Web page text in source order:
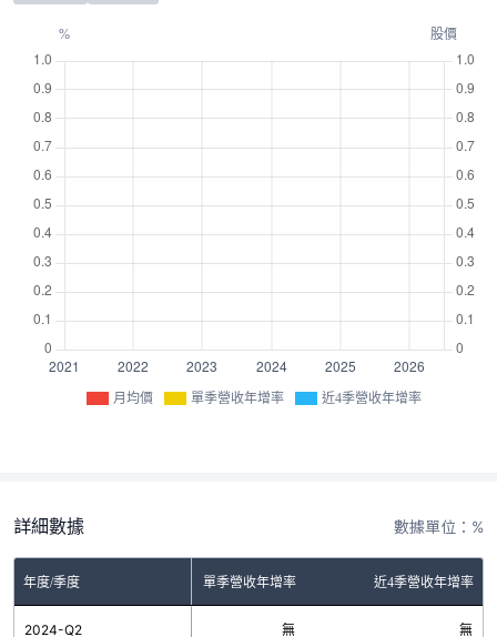
月均價 單季營收年增率 近4季營收年增率
詳細數據 數據單位：%
年度/季度 單季營收年增率 近4季營收年增率
2024-Q2 無 無